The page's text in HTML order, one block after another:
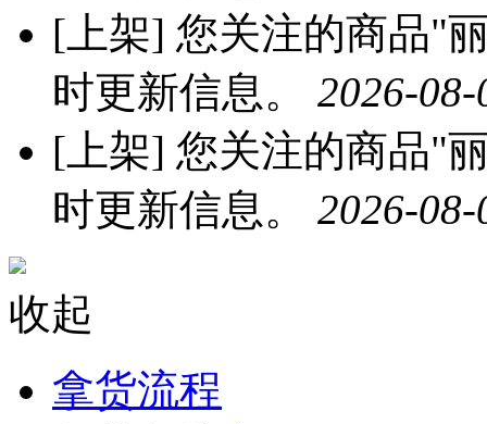
[上架] 您关注的商品"
时更新信息。 2026-
[上架] 您关注的商品"
时更新信息。 2026-
收起
拿货流程